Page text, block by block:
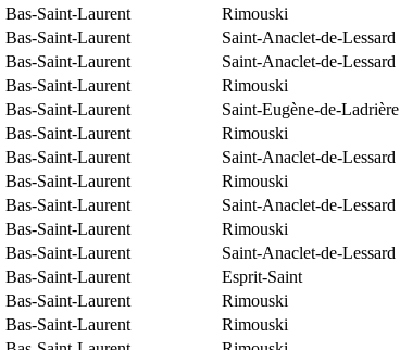
Bas-Saint-Laurent
Rimouski
Bas-Saint-Laurent
Saint-Anaclet-de-Lessard
Bas-Saint-Laurent
Saint-Anaclet-de-Lessard
Bas-Saint-Laurent
Rimouski
Bas-Saint-Laurent
Saint-Eugène-de-Ladrière
Bas-Saint-Laurent
Rimouski
Bas-Saint-Laurent
Saint-Anaclet-de-Lessard
Bas-Saint-Laurent
Rimouski
Bas-Saint-Laurent
Saint-Anaclet-de-Lessard
Bas-Saint-Laurent
Rimouski
Bas-Saint-Laurent
Saint-Anaclet-de-Lessard
Bas-Saint-Laurent
Esprit-Saint
Bas-Saint-Laurent
Rimouski
Bas-Saint-Laurent
Rimouski